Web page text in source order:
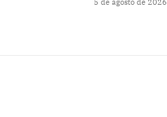
5 de agosto de 2026